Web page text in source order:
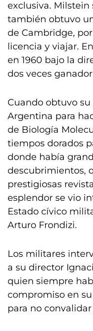
exclusiva. Milstein
también obtuvo
de Cambridge,
licencia y viajar.
en 1960 bajo la
dos veces
Cuando obtuvo
Argentina para
de Biología
tiempos dorados
donde había
descubrimientos,
prestigiosas
esplendor se vio
Estado cívico
Arturo Frondizi.
Los militares
a su director
quien siempre
compromiso en
para no